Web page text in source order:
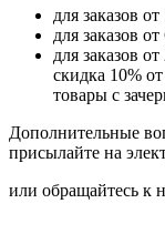
для заказов
для заказов
для заказов
скидка 10%
товары с
Дополнительные
присылайте на
или обращайтесь к